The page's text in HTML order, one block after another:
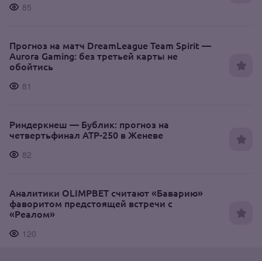
85
Прогноз на матч DreamLeague Team Spirit —
Aurora Gaming: без третьей карты не
обойтись
81
Риндеркнеш — Бублик: прогноз на
четвертьфинал ATP-250 в Женеве
82
Аналитики OLIMPBET считают «Баварию»
фаворитом предстоящей встречи с
«Реалом»
120